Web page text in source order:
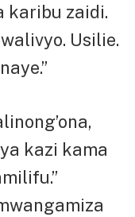
karibu zaidi.
Usilie.
kazi kama